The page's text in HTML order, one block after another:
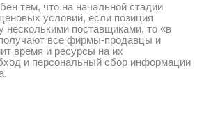
тем, что на начальной стадии
условий, если позиция
несколькими поставщиками, то «в
все фирмы-продавцы и
время и ресурсы на их
и персональный сбор информации